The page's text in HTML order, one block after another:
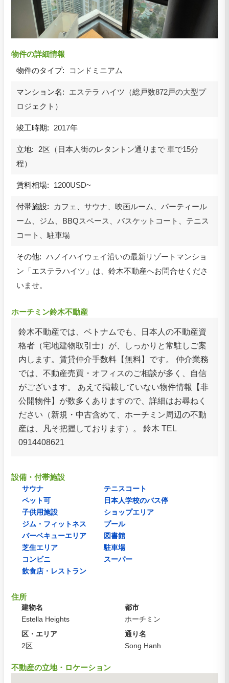
物件の詳細情報
物件のタイプ:
コンドミニアム
マンション名:
エステラ ハイツ（総戸数872戸の大型プ
ロジェクト）
竣工時期: 2017年
立地:
2区（日本人街のレタントン通りまで 車で15分
程）
賃料相場: 1200USD~
付帯施設:
カフェ、サウナ、映画ルーム、パーティール
ーム、ジム、BBQスペース、バスケットコート、テニス
コート、駐車場
その他: ハノイハイウェイ沿いの最新リゾートマンショ
ン「エステラハイツ」は、鈴木不動産へお問合せくださ
いませ。
ホーチミン鈴木不動産
鈴木不動産では、ベトナムでも、日本人の不動産資
格者（宅地建物取引士）が、しっかりと常駐しご案
内します。賃貸仲介手数料【無料】です。 仲介業務
では、不動産売買・オフィスのご相談が多く、自信
がございます。 あえて掲載していない物件情報【非
公開物件】が数多くありますので、詳細はお尋ねく
ださい（新規・中古含めて、ホーチミン周辺の不動
産は、凡そ把握しております）。 鈴木 TEL
0914408621
設備・付帯施設
サウナ
テニスコート
ペット可
日本人学校のバス停
子供用施設
ショップエリア
ジム・フィットネス
プール
バーベキューエリア
図書館
芝生エリア
駐車場
コンビニ
スーパー
飲食店・レストラン
住所
建物名
Estella Heights
都市
ホーチミン
区・エリア
2区
通り名
Song Hanh
不動産の立地・ロケーション